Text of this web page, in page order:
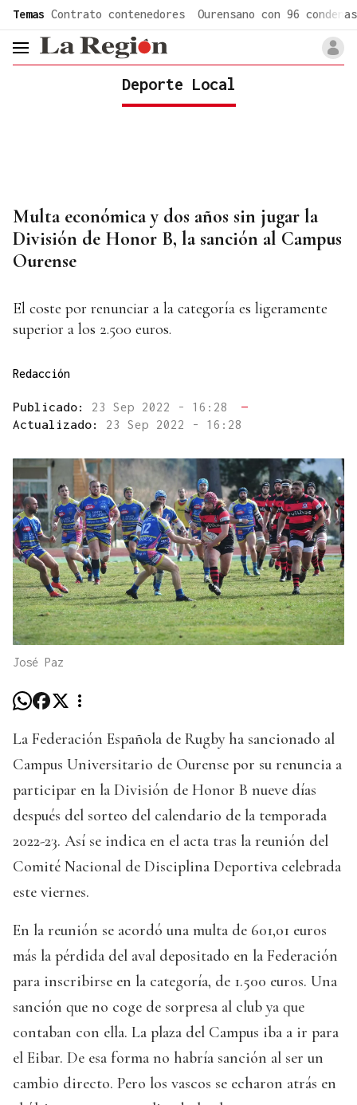
Temas Contrato contenedores Ourensano con 96 condenas
header.menu.open
Deporte Local
Multa económica y dos años sin jugar la
División de Honor B, la sanción al Campus
Ourense
El coste por renunciar a la categoría es ligeramente
superior a los 2.500 euros.
Redacción
Publicado: 23 Sep 2022 - 16:28
—
Actualizado: 23 Sep 2022 - 16:28
José Paz
La Federación Española de Rugby ha sancionado al
Campus Universitario de Ourense por su renuncia a
participar en la División de Honor B nueve días
después del sorteo del calendario de la temporada
2022-23. Así se indica en el acta tras la reunión del
Comité Nacional de Disciplina Deportiva celebrada
este viernes.
En la reunión se acordó una multa de 601,01 euros
más la pérdida del aval depositado en la Federación
para inscribirse en la categoría, de 1.500 euros. Una
sanción que no coge de sorpresa al club ya que
contaban con ella. La plaza del Campus iba a ir para
el Eibar. De esa forma no habría sanción al ser un
cambio directo. Pero los vascos se echaron atrás en